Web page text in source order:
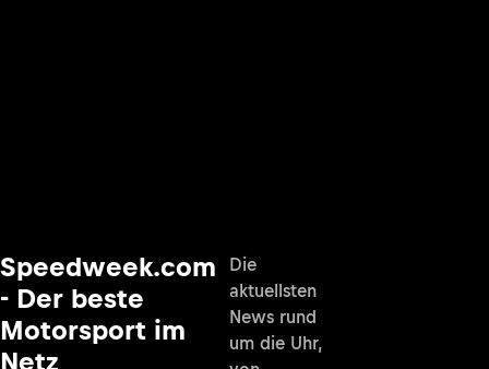
Speedweek.com
- Der beste
Motorsport im
Netz
Die
aktuellsten
News rund
um die Uhr,